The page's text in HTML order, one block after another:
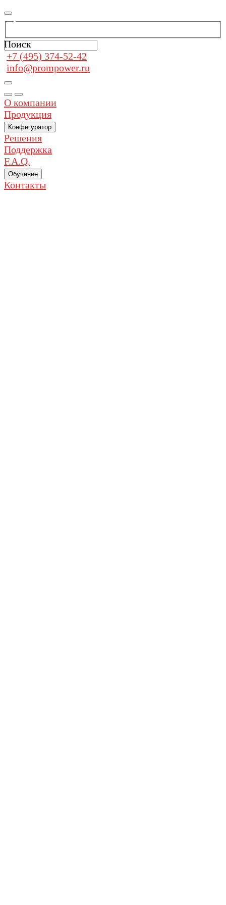
Поиск
+7 (495) 374-52-42
info@prompower.ru
О компании
Продукция
Конфигуратор
Решения
Поддержка
F.A.Q.
Обучение
Контакты